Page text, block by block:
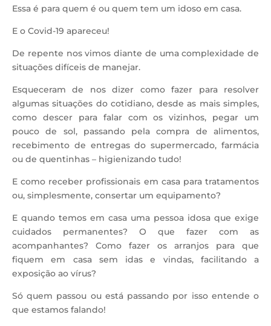
Essa é para quem é ou quem tem um idoso em casa.
E o Covid-19 apareceu!
De repente nos vimos diante de uma complexidade de
situações difíceis de manejar.
Esqueceram de nos dizer como fazer para resolver
algumas situações do cotidiano, desde as mais simples,
como descer para falar com os vizinhos, pegar um
pouco de sol, passando pela compra de alimentos,
recebimento de entregas do supermercado, farmácia
ou de quentinhas – higienizando tudo!
E como receber profissionais em casa para tratamentos
ou, simplesmente, consertar um equipamento?
E quando temos em casa uma pessoa idosa que exige
cuidados permanentes? O que fazer com as
acompanhantes? Como fazer os arranjos para que
fiquem em casa sem idas e vindas, facilitando a
exposição ao vírus?
Só quem passou ou está passando por isso entende o
que estamos falando!